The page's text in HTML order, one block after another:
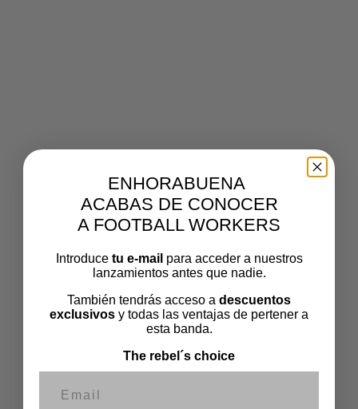
Porfootballworkers Publicado elnoviembre 26, 2020 El
ENHORABUENA
ACABAS DE CONOCER
A FOOTBALL WORKERS
Introduce tu e-mail para acceder a nuestros
lanzamientos antes que nadie.
También tendrás acceso a descuentos
exclusivos y todas las ventajas de pertener a
esta banda.
The rebel´s choice